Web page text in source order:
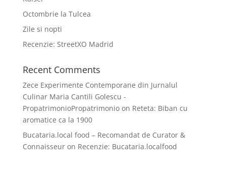
Octombrie la Tulcea
Zile si nopti
Recenzie: StreetXO Madrid
Recent Comments
Zece Experimente Contemporane din Jurnalul
Culinar Maria Cantili Golescu -
PropatrimonioPropatrimonioon Reteta: Biban cu
aromatice ca la 1900
Bucataria.local food – Recomandat de Curator &
Connaisseuron Recenzie: Bucataria.localfood